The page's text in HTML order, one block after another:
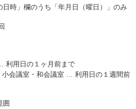
時」欄のうち「年月日（曜日）」のみ
利用日の１ヶ月前まで
小会議室・和会議室 … 利用日の１週間前
囲